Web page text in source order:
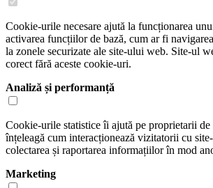
Cookie-urile necesare ajută la funcționarea
activarea funcțiilor de bază, cum ar fi
la zonele securizate ale site-ului web. Site-ul
corect fără aceste cookie-uri.
Analiză și performanță
Cookie-urile statistice îi ajută pe proprietarii de
înțeleagă cum interacționează vizitatorii cu
colectarea și raportarea informațiilor în mod
Marketing